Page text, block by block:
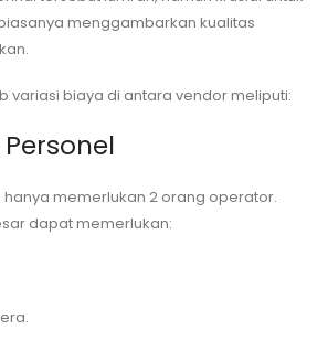
menggambarkan kualitas
variasi biaya di antara vendor meliputi:
memerlukan 2 orang operator.
dapat memerlukan: